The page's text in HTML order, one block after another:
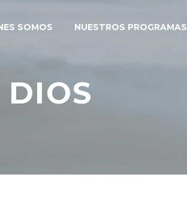
SOMOS NUESTROS PROGRAMAS